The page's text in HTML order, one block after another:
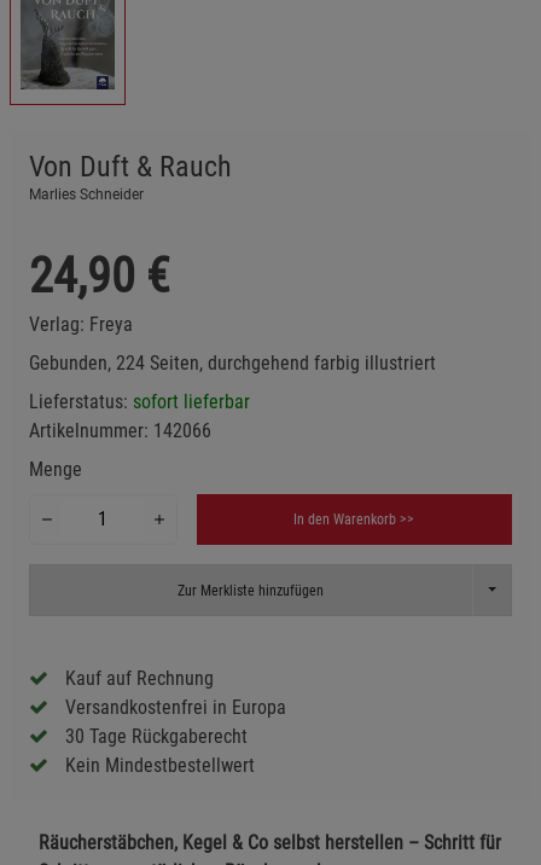
Von Duft & Rauch
Marlies Schneider
24,90 €
Verlag: Freya
Gebunden, 224 Seiten, durchgehend farbig illustriert
Lieferstatus: sofort lieferbar
Artikelnummer: 142066
Menge
In den Warenkorb >>
Zur Merkliste hinzufügen Toggle
Kauf auf Rechnung
Versandkostenfrei in Europa
30 Tage Rückgaberecht
Kein Mindestbestellwert
Räucherstäbchen, Kegel & Co selbst herstellen – Schritt für